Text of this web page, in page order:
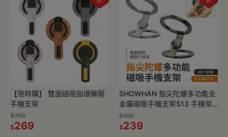
【限時購】 雙面磁吸指環解壓
手機支架
$790
$269
SHOWHAN 指尖陀螺多功能全
金屬磁吸手機支架S13 手機架
磁吸支架 台灣現貨 隔日店到店
$590
$239